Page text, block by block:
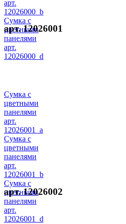
арт.
12026000_b
Сумка с
цветными
панелями
арт.
12026000_d
арт. 12026001
Сумка с
цветными
панелями
арт.
12026001_a
Сумка с
цветными
панелями
арт.
12026001_b
Сумка с
цветными
панелями
арт.
12026001_d
арт. 12026002